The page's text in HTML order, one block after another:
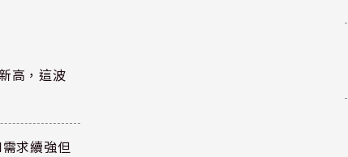
高，這波
求續強但